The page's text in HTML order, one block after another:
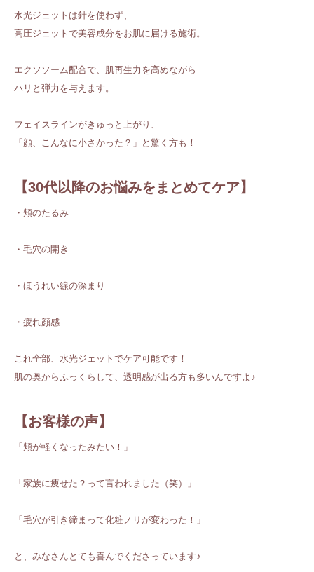
水光ジェットは針を使わず、
高圧ジェットで美容成分をお肌に届ける施術。
エクソソーム配合で、肌再生力を高めながら
ハリと弾力を与えます。
フェイスラインがきゅっと上がり、
「顔、こんなに小さかった？」と驚く方も！
【30代以降のお悩みをまとめてケア】
・頬のたるみ
・毛穴の開き
・ほうれい線の深まり
・疲れ顔感
これ全部、水光ジェットでケア可能です！
肌の奥からふっくらして、透明感が出る方も多いんですよ♪
【お客様の声】
「頬が軽くなったみたい！」
「家族に痩せた？って言われました（笑）」
「毛穴が引き締まって化粧ノリが変わった！」
と、みなさんとても喜んでくださっています♪